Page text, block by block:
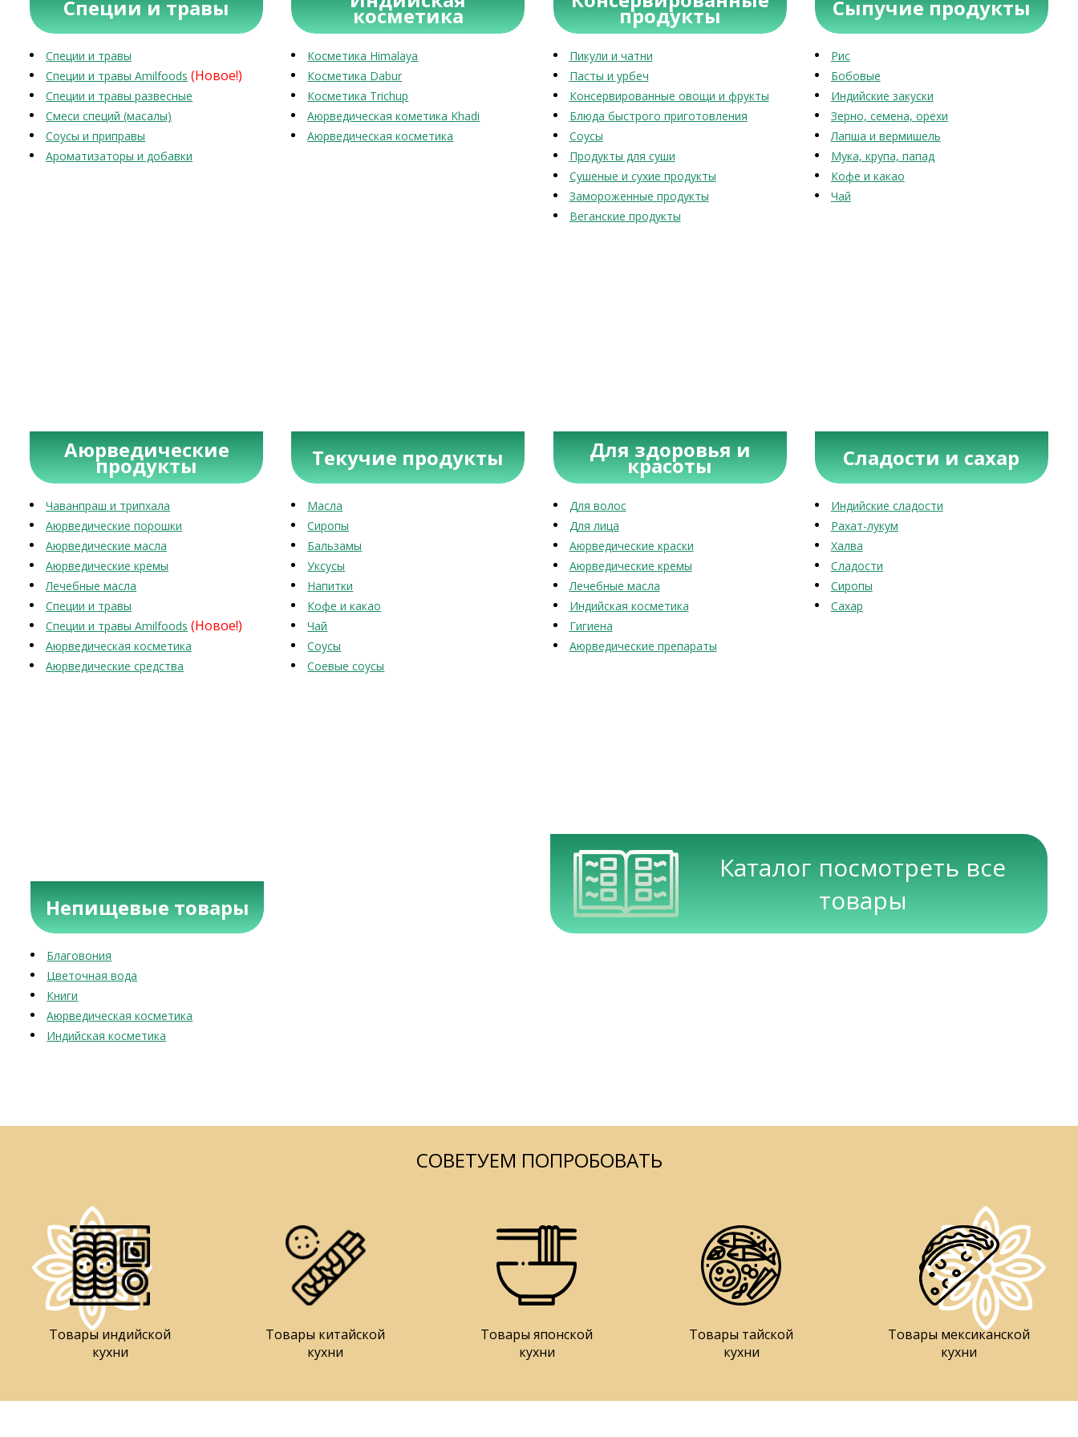
Специи и травы
Специи и травы
Специи и травы Amilfoods (Новое!)
Специи и травы развесные
Смеси специй (масалы)
Соусы и приправы
Ароматизаторы и добавки
косметика
Косметика Himalaya
Косметика Dabur
Косметика Trichup
Аюрведическая кометика Khadi
Аюрведическая косметика
продукты
Пикули и чатни
Пасты и урбеч
Консервированные овощи и фрукты
Блюда быстрого приготовления
Соусы
Продукты для суши
Сушеные и сухие продукты
Замороженные продукты
Веганские продукты
Сыпучие продукты
Рис
Бобовые
Индийские закуски
Зерно, семена, орехи
Лапша и вермишель
Мука, крупа, папад
Кофе и какао
Чай
Аюрведические
продукты
Чаванпраш и трипхала
Аюрведические порошки
Аюрведические масла
Аюрведические кремы
Лечебные масла
Специи и травы
Специи и травы Amilfoods (Новое!)
Аюрведическая косметика
Аюрведические средства
Текучие продукты
Масла
Сиропы
Бальзамы
Уксусы
Напитки
Кофе и какао
Чай
Соусы
Соевые соусы
Для здоровья и
красоты
Для волос
Для лица
Аюрведические краски
Аюрведические кремы
Лечебные масла
Индийская косметика
Гигиена
Аюрведические препараты
Сладости и сахар
Индийские сладости
Рахат-лукум
Халва
Сладости
Сиропы
Сахар
Непищевые товары
Благовония
Цветочная вода
Книги
Аюрведическая косметика
Индийская косметика
Каталог посмотреть все
товары
СОВЕТУЕМ ПОПРОБОВАТЬ
Товары индийской
кухни
Товары китайской
кухни
Товары японской
кухни
Товары тайской
кухни
Товары мексиканской
кухни